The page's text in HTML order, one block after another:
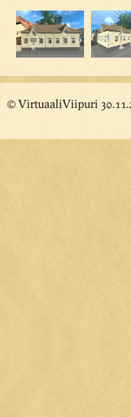
© VirtuaaliViipuri